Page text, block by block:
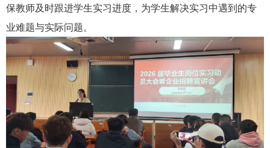
保教师及时跟进学生实习进度，为学生解决实习中遇到的专
业难题与实际问题。